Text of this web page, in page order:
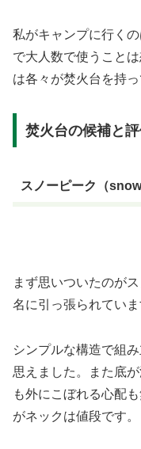
私がキャンプに行く
で大人数で使うこと
は各々が焚火台を持
焚火台の候補と
スノーピーク（snow
まず思いついたのが
名に引っ張られていま
シンプルな構造で組
思えました。また底
も外にこぼれる心配
がネックは値段です。